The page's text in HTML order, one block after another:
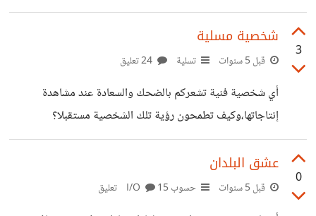
حياة بوجود التكنولوجيا وهناك من ذهب ليفضل
لإثنتين،ولتضارب الاراء وإختلافها،أخذت غمار التحدي،وقمت
بتجربة شخصية مفادها انني سأمكث ليومين بدون تكنولوجيا
أجد فيه متعة إلا أنني إبتعدت عنه،لأنني في مهمة
وتحدي،إستنتاج ،بحث،تسلي وكل شيئ كنت أبحث عنه في هذه
اليومين،أتدرون ماذا وجدت،إخوتي حقا إستنتجت الكثير،حصلت
على فرحة ودفئ العائلة التي فقدانها
3
شخصية مسلية
قبل 5 سنوات تسلية
أي شخصية فنية تشعركم بالضحك والسعادة عند مشاهدة
إنتاجاتها،وكيف تطمحون رؤية تلك الشخصية مستقبلا؟
0
عشق البلدان
قبل 5 سنوات حسوب I/O 15 تعليق